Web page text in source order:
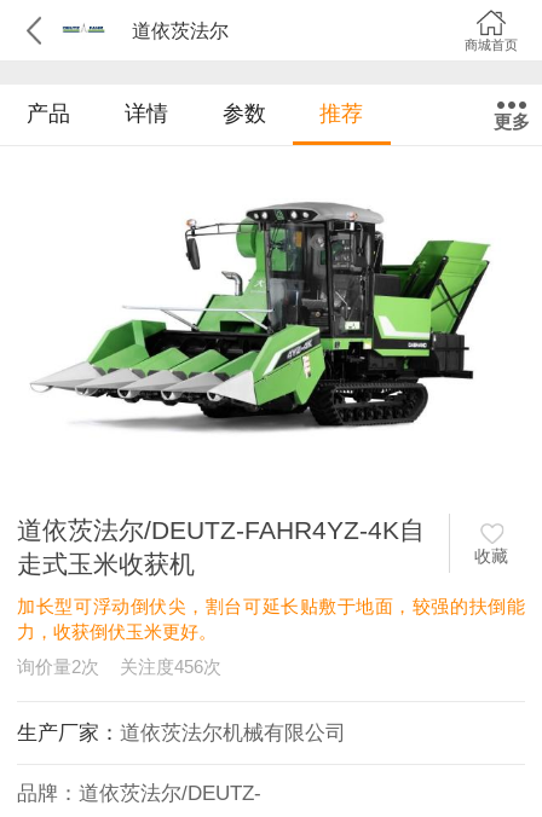
道依茨法尔
商城首页
产品 详情 参数 推荐 更多
道依茨法尔/DEUTZ-FAHR4YZ-4K自
走式玉米收获机
收藏
加长型可浮动倒伏尖，割台可延长贴敷于地面，较强的扶倒能
力，收获倒伏玉米更好。
询价量2次 关注度456次
生产厂家：道依茨法尔机械有限公司
品牌：道依茨法尔/DEUTZ-